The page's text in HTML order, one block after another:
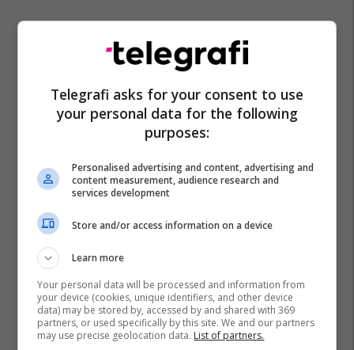
Telegrafi asks for your consent to use
your personal data for the following
purposes:
Personalised advertising and content, advertising and
content measurement, audience research and
services development
Store and/or access information on a device
Learn more
Your personal data will be processed and information from
your device (cookies, unique identifiers, and other device
data) may be stored by, accessed by and shared with 369
partners, or used specifically by this site. We and our partners
may use precise geolocation data. List of partners.